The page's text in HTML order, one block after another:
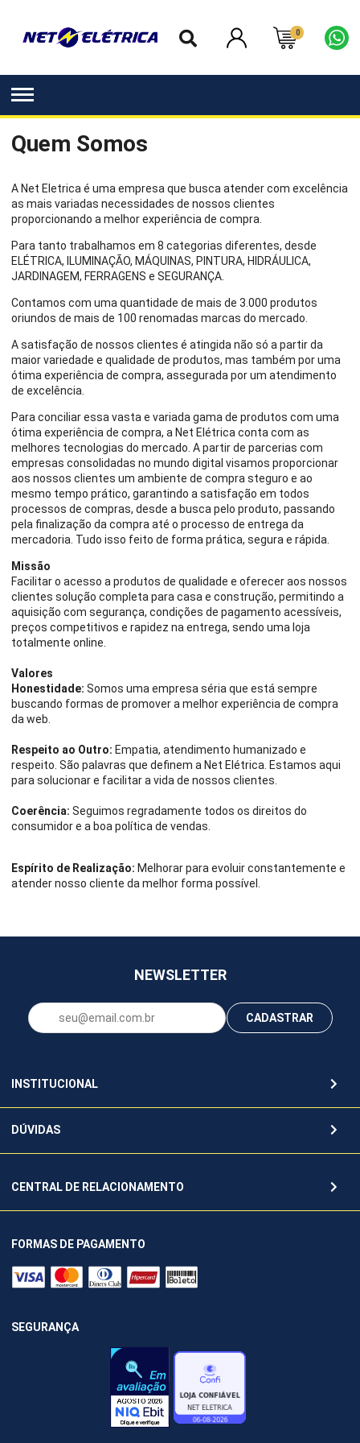
0
Quem Somos
A Net Eletrica é uma empresa que busca atender com excelência
as mais variadas necessidades de nossos clientes
proporcionando a melhor experiência de compra.
Para tanto trabalhamos em 8 categorias diferentes, desde
ELÉTRICA, ILUMINAÇÃO, MÁQUINAS, PINTURA, HIDRÁULICA,
JARDINAGEM, FERRAGENS e SEGURANÇA.
Contamos com uma quantidade de mais de 3.000 produtos
oriundos de mais de 100 renomadas marcas do mercado.
A satisfação de nossos clientes é atingida não só a partir da
maior variedade e qualidade de produtos, mas também por uma
ótima experiência de compra, assegurada por um atendimento
de excelência.
Para conciliar essa vasta e variada gama de produtos com uma
ótima experiência de compra, a Net Elétrica conta com as
melhores tecnologias do mercado. A partir de parcerias com
empresas consolidadas no mundo digital visamos proporcionar
aos nossos clientes um ambiente de compra steguro e ao
mesmo tempo prático, garantindo a satisfação em todos
processos de compras, desde a busca pelo produto, passando
pela finalização da compra até o processo de entrega da
mercadoria. Tudo isso feito de forma prática, segura e rápida.
Missão
Facilitar o acesso a produtos de qualidade e oferecer aos nossos
clientes solução completa para casa e construção, permitindo a
aquisição com segurança, condições de pagamento acessíveis,
preços competitivos e rapidez na entrega, sendo uma loja
totalmente online.
Valores
Honestidade: Somos uma empresa séria que está sempre
buscando formas de promover a melhor experiência de compra
da web.
Respeito ao Outro: Empatia, atendimento humanizado e
respeito. São palavras que definem a Net Elétrica. Estamos aqui
para solucionar e facilitar a vida de nossos clientes.
Coerência: Seguimos regradamente todos os direitos do
consumidor e a boa política de vendas.
Espírito de Realização: Melhorar para evoluir constantemente e
atender nosso cliente da melhor forma possível.
NEWSLETTER
CADASTRAR
INSTITUCIONAL
DÚVIDAS
CENTRAL DE RELACIONAMENTO
FORMAS DE PAGAMENTO
SEGURANÇA